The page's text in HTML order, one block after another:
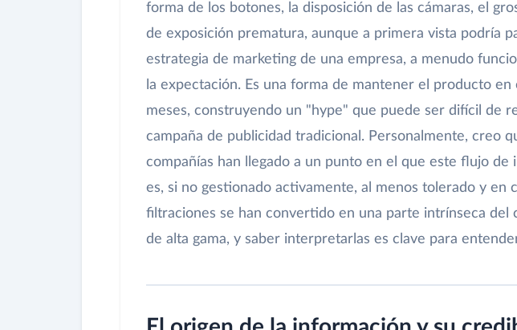
forma de los botones, la disposición de las cámaras, el
de exposición prematura, aunque a primera vista podría
estrategia de marketing de una empresa, a menudo
la expectación. Es una forma de mantener el producto
meses, construyendo un "hype" que puede ser difícil de
campaña de publicidad tradicional. Personalmente, creo
compañías han llegado a un punto en el que este flujo
es, si no gestionado activamente, al menos tolerado y en
filtraciones se han convertido en una parte intrínseca del
de alta gama, y saber interpretarlas es clave para